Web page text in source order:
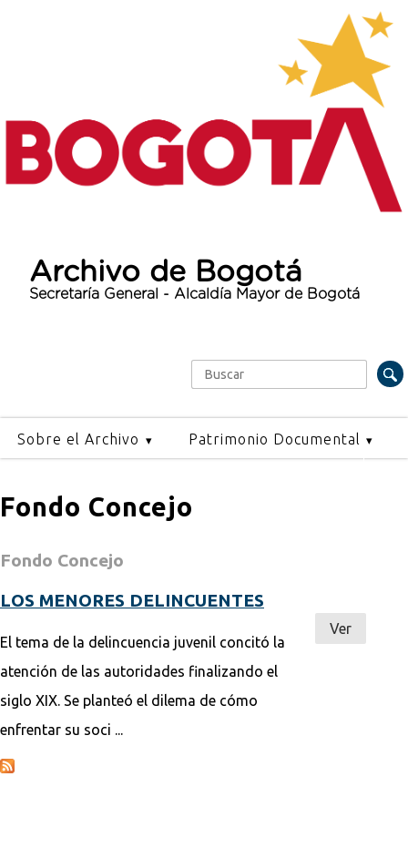
Archivo de Bogotá
Secretaría General - Alcaldía Mayor de Bogotá
Formulario de búsqueda
Buscar
Sobre el Archivo Patrimonio Documental
Fondo Concejo
Fondo Concejo
LOS MENORES DELINCUENTES
El tema de la delincuencia juvenil concitó la
atención de las autoridades finalizando el
siglo XIX. Se planteó el dilema de cómo
enfrentar su soci ...
Ver